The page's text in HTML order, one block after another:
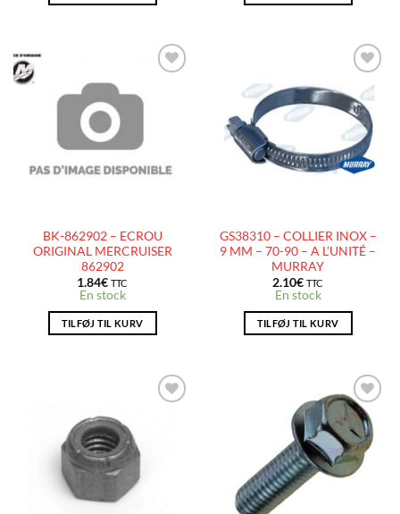
À LA
BK-862902 – ECROU
ORIGINAL MERCRUISER
862902
1.84€ TTC
En stock
TILFØJ TIL KURV
AJOUTER
À LA
LISTE
D’ENVIES
GS38310 – COLLIER INOX –
9 MM – 70-90 – A L’UNITÉ –
MURRAY
2.10€ TTC
En stock
TILFØJ TIL KURV
LISTE
D’ENVIES
AJOUTER
À LA
LISTE
D’ENVIES